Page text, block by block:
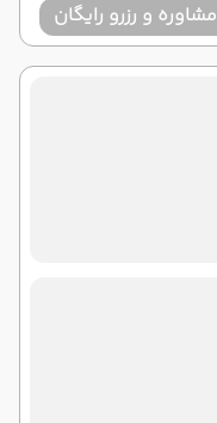
مشاوره و رزرو رایگان